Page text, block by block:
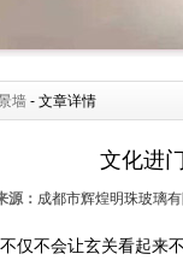
墙 - 文章详情
文化进
源： 成都市辉煌明珠玻璃有
仅不会让玄关看起来